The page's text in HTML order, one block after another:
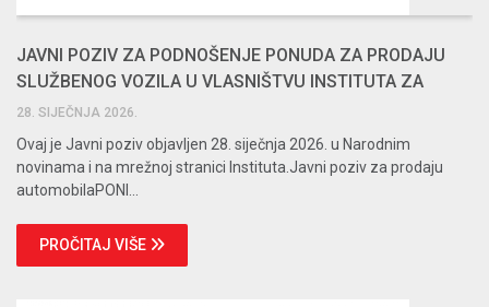
JAVNI POZIV ZA PODNOŠENJE PONUDA ZA PRODAJU
SLUŽBENOG VOZILA U VLASNIŠTVU INSTITUTA ZA
HRVATSKI JEZIK
28. SIJEČNJA 2026.
Ovaj je Javni poziv objavljen 28. siječnja 2026. u Narodnim
novinama i na mrežnoj stranici Instituta.Javni poziv za prodaju
automobilaPONI...
PROČITAJ VIŠE